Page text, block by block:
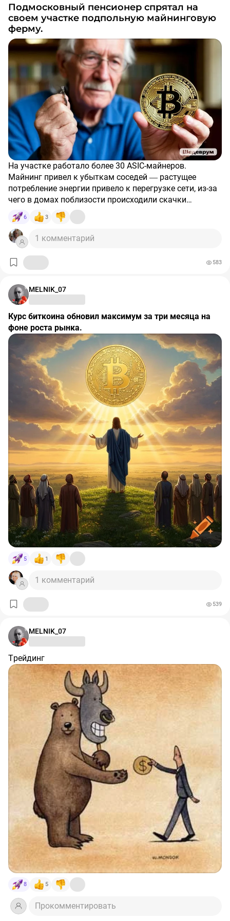
Подмосковный пенсионер спрятал на
своем участке подпольную майнинговую
ферму.
На участке работало более 30 ASIC-майнеров.
Майнинг привел к убыткам соседей ― растущее
потребление энергии привело к перегрузке сети, из-за
чего в домах поблизости происходили скачки
напряжения и выходила из строя бытовая техника,
рассказали полицейские.
Против пенсионера возбудили уголовное дело по
статье «причинение имущественного ущерба путем
обмана или злоупотребления доверием» (ст. 165 УК
РФ). На время следствия мужчину отправили под
домашний арест.
Подробнее на Bits.media:
svoem-uchastke-podpolnuyu-mayningovuyu-fermu/
6 3
1 комментарий
583
MELNIK_07
Курс биткоина обновил максимум за три месяца на
фоне роста рынка.
5 1
1 комментарий
539
MELNIK_07
Трейдинг‬
8 5
Прокомментировать